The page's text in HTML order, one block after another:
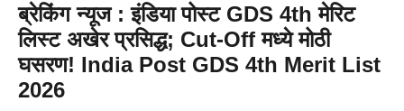
ब्रेकिंग न्यूज : इंडिया पोस्ट GDS 4th मेरिट
लिस्ट अखेर प्रसिद्ध; Cut-Off मध्ये मोठी
घसरण! India Post GDS 4th Merit List
2026